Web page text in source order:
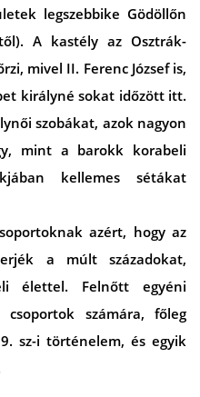
legszebbike Gödöllőn
A kastély az Osztrák-
mivel II. Ferenc József is,
királyné sokat időzött itt.
szobákat, azok nagyon
mint a barokk korabeli
kellemes sétákat
azért, hogy az
a múlt századokat,
élettel. Felnőtt egyéni
számára, főleg
sz-i történelem, és egyik